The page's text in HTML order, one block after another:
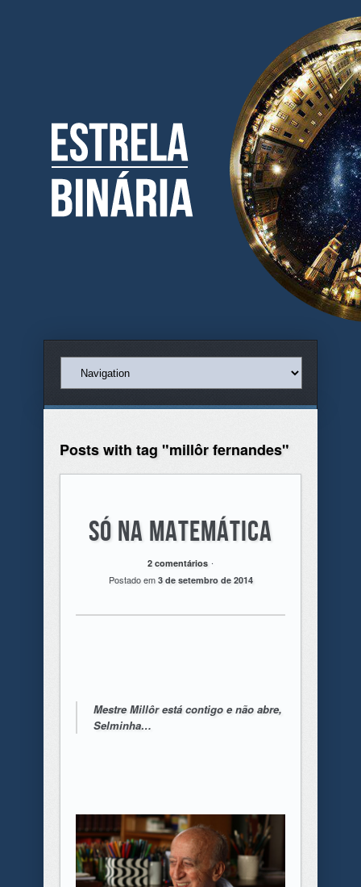
Posts with tag "millôr fernandes"
Só na matemática
2 comentários .
Postado em 3 de setembro de 2014
Mestre Millôr está contigo e não abre,
Selminha…